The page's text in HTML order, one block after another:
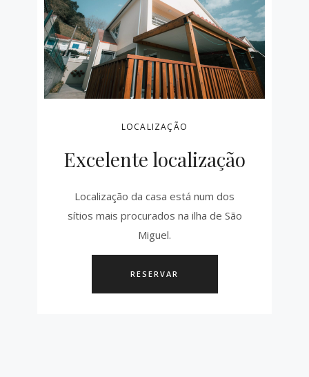
LOCALIZAÇÃO
Excelente localização
Localização da casa está num dos
sítios mais procurados na ilha de São
Miguel.
RESERVAR